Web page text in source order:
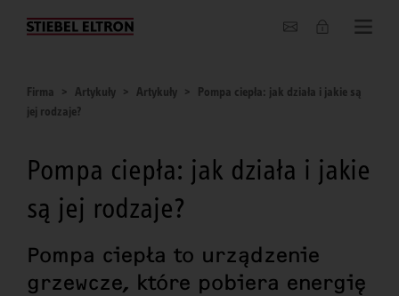
O nas
Firma Artykuły Artykuły
Pompa ciepła: jak działa i jakie są
jej rodzaje?
Pompa ciepła: jak działa i jakie
są jej rodzaje?
Pompa ciepła to urządzenie
grzewcze, które pobiera energię